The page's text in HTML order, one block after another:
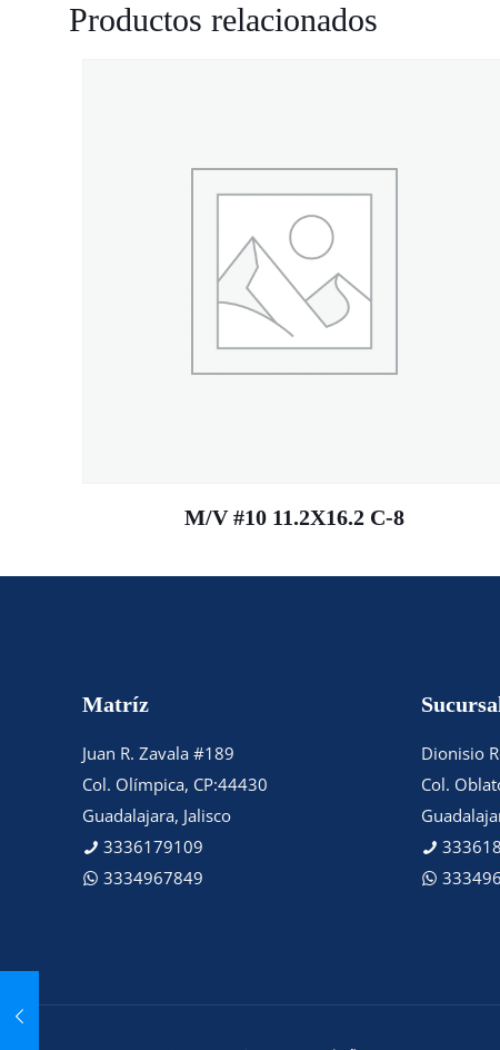
Productos relacionados
M/V #10 11.2X16.2 C-8
Matríz
Juan R. Zavala #189
Col. Olímpica, CP:44430
Guadalajara, Jalisco
3336179109
3334967849
Dionisio
Col.